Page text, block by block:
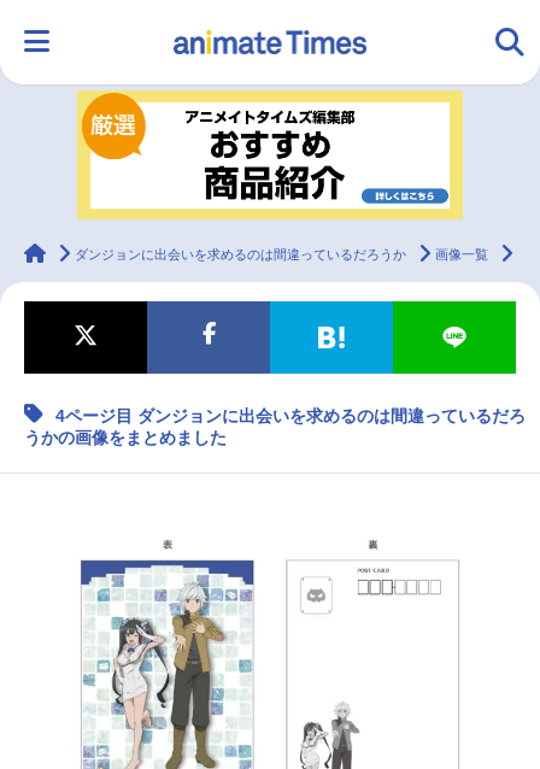
ランキング アニメ
ラジオ
マンガ・ラノベ ゲーム・アプリ 音楽 コスプレ
2.5次元 配信・Vtuber トレンド 無料マンガ
最新記事一覧
アニメ映画一覧 実写化映画一覧
今期アニメ曜日別一覧
春アニメ
秋アニメ 冬アニメ
animateTimes
ダンジョンに出会いを求めるのは間違っているだろうか 画像一覧
4ページ目 ダンジョンに出会いを求めるのは間違っているだろ
うかの画像をまとめました